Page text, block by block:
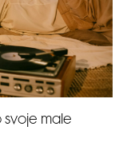
svoje male